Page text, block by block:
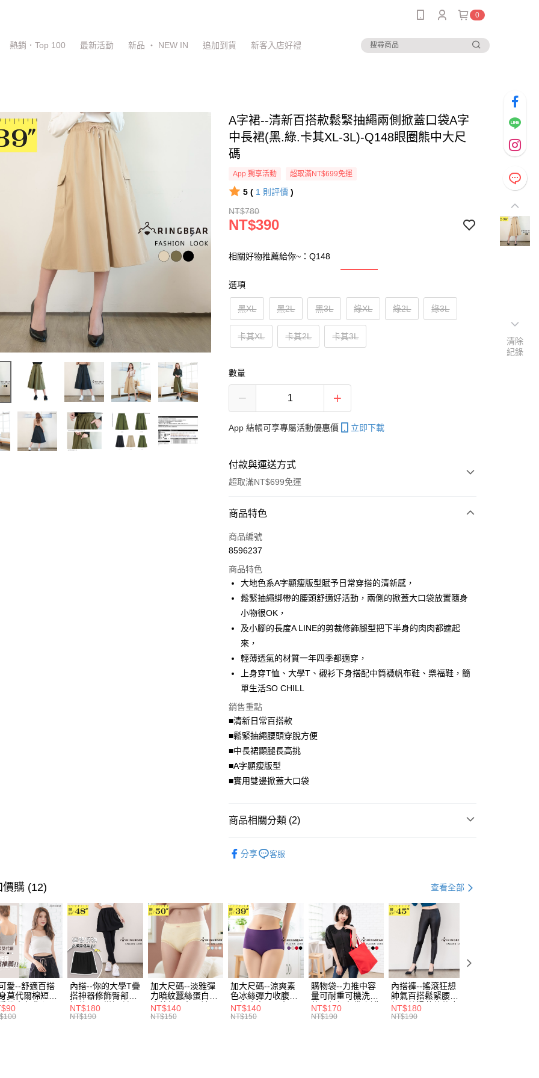
0
熱銷．Top 100 最新活動 新品 ‧ NEW IN 追加到貨 新客入店好禮
A字裙--清新百搭款鬆緊抽繩兩側掀蓋口袋A字
中長裙(黑.綠.卡其XL-3L)-Q148眼圈熊中大尺
碼
App 獨享活動 超取滿NT$699免運
5 ( 1 則評價 )
NT$780
NT$390
相關好物推薦給你~：Q148
選項
黑XL 黑2L 黑3L 綠XL 綠2L 綠3L
卡其XL 卡其2L 卡其3L
數量
App 結帳可享專屬活動優惠價 立即下載
付款與運送方式
超取滿NT$699免運
付款方式
信用卡一次付款
LINE Pay
Apple Pay
街口支付
悠遊付
Google Pay
全盈+PAY
大哥付你分期
相關說明
【大哥付你分期使用說明】
1.本服務由台灣大哥大提供，台灣大哥大用戶可立即使用無須另外申請。
2.付款方式選擇「大哥付你分期」，訂單成立後會自動跳轉到大哥付的交易
流程，驗證手機門號後，選擇欲分期的期數、繳款截止日，確認付款後即
完成交易。
消。如遇「轉專審核」未通過狀況，表示未達大哥付你分期系統評分，恕
無法說明評估內容。
1.分期款項不併入電信帳單，「大哥付你分期」於每月結算日後寄送繳費提
醒簡訊。
【注意事項】
1.本服務係由「台灣大哥大股份有限公司」（以下簡稱本公司）所提供，讓
用戶於交易時，得透過本服務購買商品或服務，並由商店將買賣／分期付
款買賣價金債權讓與本公司後，依約使用本公司帳單繳交帳款。
2.基於同意付款使用「大哥付你分期」之契約關係目的，商店將以您的個人
資料（包含姓名、電話或地址）提供予台灣大哥大進項蒐集、處理及利
用，由本公司與您本人進行分期帳單所需資料之確認、核對及更正。
3.完整用戶服務條款，請詳閱以下連結：https://oppay.tw/userRule
AFTEE先享後付
相關說明
AFTEE先享後付是「在收到商品之後才付款」的支付方式。 讓您購物簡單
２．便利：只要手機號碼，簡訊認證，即可結帳。
３．安心：先確認商品／服務後，再付款。
【「AFTEE先享後付」結帳流程】
１．於結帳方式選擇「AFTEE先享後付」後，將跳轉至「AFTEE先享後
３．收到繳費通知簡訊後14天內，點擊此簡訊中的連結，可透過四大超商
／ATM／網路銀行／等多元方式進行付款，方視為交易完成。
※ 請注意：結帳手續完成當下不需立刻繳費，但若您需要取消訂單，請聯
絡購買商品的店家。未經商家同意取消之訂單仍視為有效，需透過AFTEE
先享後付繳納相關費用。
※ 交易是否成功請以「AFTEE先享後付 」之結帳頁面顯示為準，若有關於
是否繳費成功／繳費後需取消欲退款等相關疑問，請聯繫「AFTEE先享後
付客戶支援中心」https://netprotections.freshdesk.com/support/home
【注意事項】
１．透過由恩沛科技股份有限公司提供之「AFTEE先享後付」服務完成之
交易，需依本服務之必要範圍內提供個人資料，並將交易相關給付款項請
ATM付款
運送方式
每筆NT$70，滿NT$699(含以上)免運費
7-11取貨付款
每筆NT$70，滿NT$799(含以上)免運費
付款後7-11取貨
每筆NT$70，滿NT$699(含以上)免運費
宅配
每筆NT$100，滿NT$1,000(含以上)免運費
商品特色
商品編號
8596237
商品特色
大地色系A字顯瘦版型賦予日常穿搭的清新感，
鬆緊抽繩綁帶的腰頭舒適好活動，兩側的掀蓋大口袋放置隨身
小物很OK，
及小腳的長度A LINE的剪裁修飾腿型把下半身的肉肉都遮起
來，
輕薄透氣的材質一年四季都適穿，
上身穿T恤、大學T、襯衫下身搭配中筒襪帆布鞋、樂福鞋，簡
單生活SO CHILL
銷售重點
■清新日常百搭款
■鬆緊抽繩腰頭穿脫方便
■中長裙顯腿長高挑
■A字顯瘦版型
■實用雙邊掀蓋大口袋
商品相關分類 (2)
分享 客服
價購 (12) 查看全部
愛--舒適百搭
莫代爾棉短版
帶素色背心
黑.灰L-2L)-
內搭--你的大學T疊
搭神器修飾臀部下
擺萬用內搭裙/遮臀
裙(黑2L-6L)-Q155
NT$180
NT$190
加大尺碼--淡雅彈
力暗紋蠶絲蛋白無
痕蕾絲三角內褲
(白.粉.藍.黃XL-
NT$140
NT$150
加大尺碼--涼爽素
色冰絲彈力收腹提
臀無痕中腰三角內
褲(黑.紅.粉.紫L-
NT$140
NT$150
購物袋--力推中容
量可耐重可機洗烘
乾環保帆布袋/側背
包(黑.紅.米F)-
NT$170
NT$190
內搭褲--搖滾狂想
帥氣百搭鬆緊腰頭
超彈絲滑薄款仿皮
褲(黑XL-6L)-R179
NT$180
NT$190
清除
紀錄